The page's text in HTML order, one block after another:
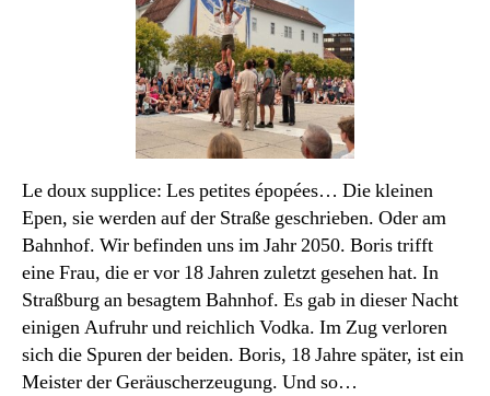
Gehoppel
Le doux supplice: Les petites épopées… Die kleinen
Epen, sie werden auf der Straße geschrieben. Oder am
Bahnhof. Wir befinden uns im Jahr 2050. Boris trifft
eine Frau, die er vor 18 Jahren zuletzt gesehen hat. In
Straßburg an besagtem Bahnhof. Es gab in dieser Nacht
einigen Aufruhr und reichlich Vodka. Im Zug verloren
sich die Spuren der beiden. Boris, 18 Jahre später, ist ein
Meister der Geräuscherzeugung. Und so…